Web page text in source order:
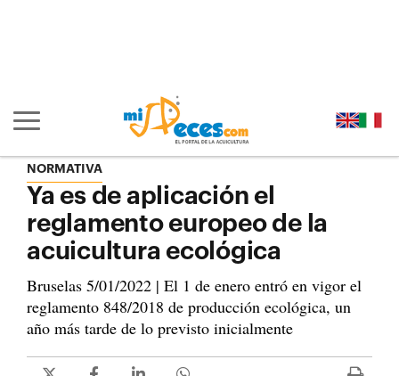
Mostrar/ocultar navegación principal
NORMATIVA
Ya es de aplicación el
reglamento europeo de la
acuicultura ecológica
Bruselas 5/01/2022 | El 1 de enero entró en vigor el
reglamento 848/2018 de producción ecológica, un
año más tarde de lo previsto inicialmente